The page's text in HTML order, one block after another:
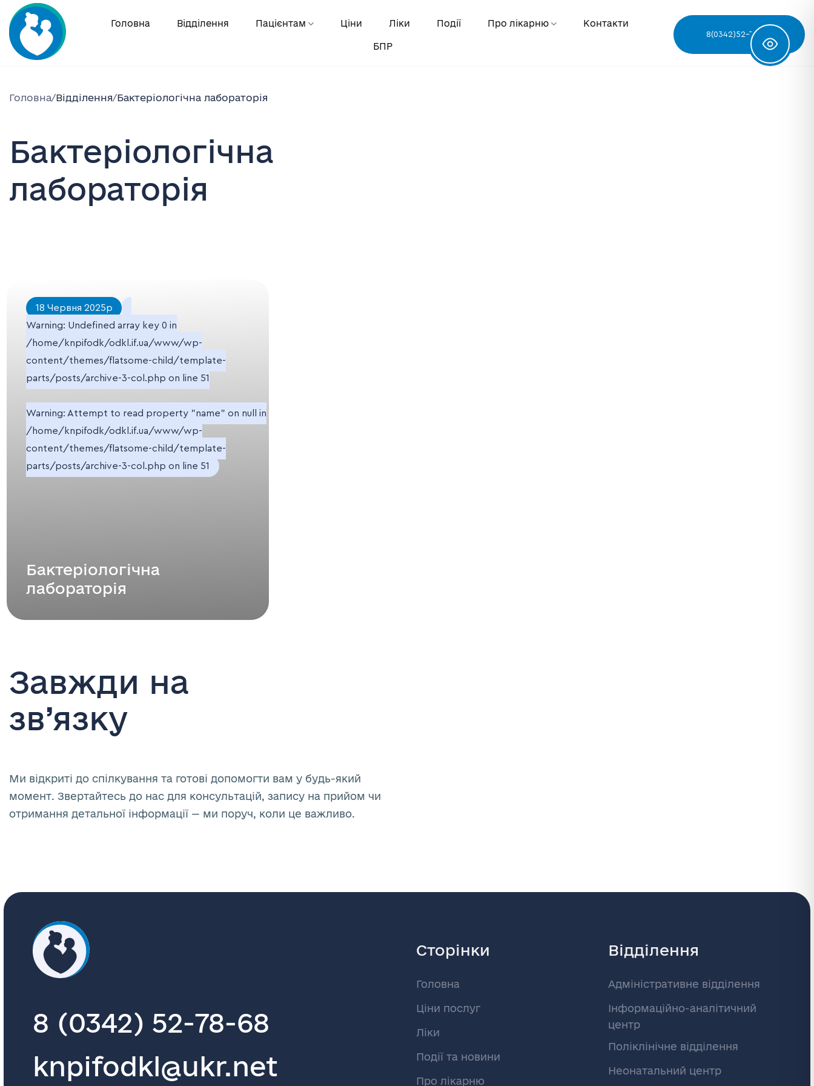
Skip
to
content
Головна Відділення Пацієнтам Ціни Ліки Події Про лікарню Контакти
БПР
8(0342)52-78-68
Головна/Відділення/Бактеріологічна лабораторія
Бактеріологічна
лабораторія
Бактеріологічна
лабораторія
18 Червня 2025р
Warning: Undefined array key 0 in
/home/knpifodk/odkl.if.ua/www/wp-
content/themes/flatsome-child/template-
parts/posts/archive-3-col.php on line 51
Warning: Attempt to read property "name" on null in
/home/knpifodk/odkl.if.ua/www/wp-
content/themes/flatsome-child/template-
parts/posts/archive-3-col.php on line 51
Завжди на
зв’язку
Ми відкриті до спілкування та готові допомогти вам у будь-який
момент. Звертайтесь до нас для консультацій, запису на прийом чи
отримання детальної інформації — ми поруч, коли це важливо.
8 (0342) 52-78-68
knpifodkl@ukr.net
Сторінки
Головна
Ціни послуг
Ліки
Події та новини
Про лікарню
Відділення
Адміністративне відділення
Інформаційно-аналітичний
центр
Поліклінічне відділення
Неонатальний центр